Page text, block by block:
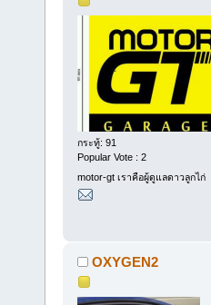
กระทู้: 91
Popular Vote : 2
motor-gt เราคือผู้ดูแลดาวลูกไก่
OXYGEN2